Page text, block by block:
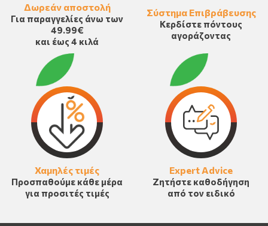
Δωρεάν αποστολή
Για παραγγελίες άνω των
49.99€
και έως 4 κιλά
Σύστημα Επιβράβευσης
Κερδίστε πόντους
αγοράζοντας
Χαμηλές τιμές
Προσπαθούμε κάθε μέρα
για προσιτές τιμές
Expert Advice
Ζητήστε καθοδήγηση
από τον ειδικό